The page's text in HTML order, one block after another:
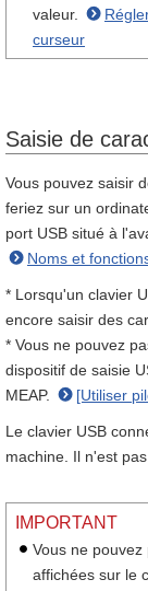
valeur.
curseur
Saisie de
Vous pouvez saisir
feriez sur un
port USB situé à
Noms et
* Lorsqu'un clavier
encore saisir des
* Vous ne pouvez
dispositif de saisie
MEAP.
[Utiliser
Le clavier USB
machine. Il n'est
IMPORTANT
Vous ne
affichées sur le